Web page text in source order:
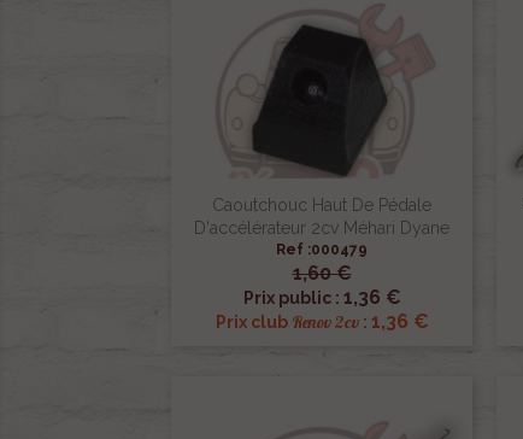
Caoutchouc Haut De Pédale
D'accélérateur 2cv Méhari Dyane
Ref :000479
1,60 €
Prix public : 1,36 €
Prix club Renov 2cv: 1,36 €
 Aperçu rapide